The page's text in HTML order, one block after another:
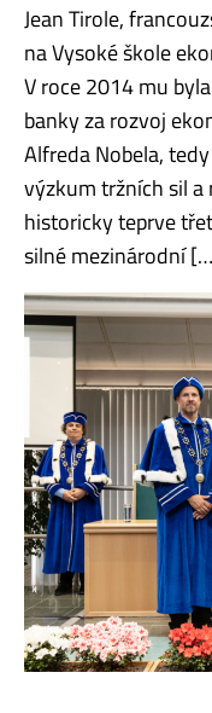
Jean Tirole,
na Vysoké škole
V roce 2014 mu
banky za rozvoj
Alfreda Nobela,
výzkum tržních sil a
historicky teprve
silné mezinárodní